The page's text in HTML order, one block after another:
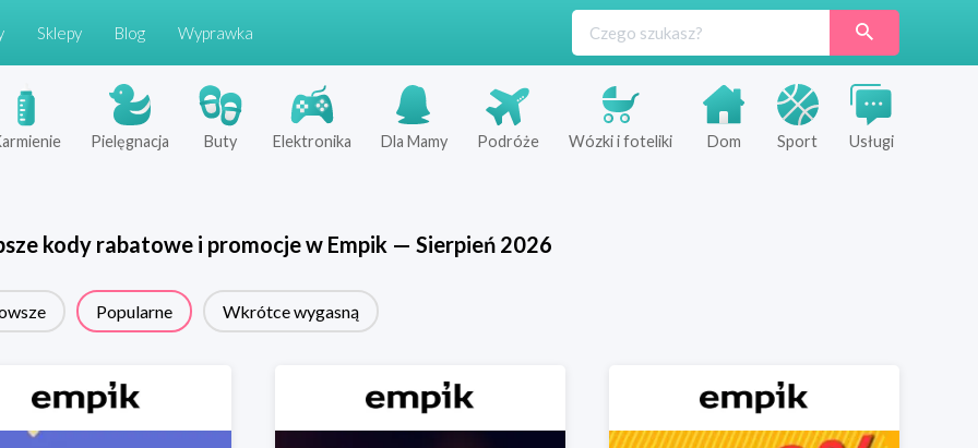
Sklepy Blog Wyprawka
Pielęgnacja Buty Elektronika Dla Mamy Podróże Wózki i foteliki Dom Sport Usługi
kody rabatowe i promocje w Empik — Sierpień 2026
Popularne Wkrótce wygasną